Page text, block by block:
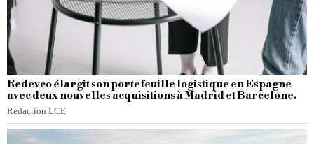
Redevco élargit son portefeuille logistique en Espagne
avec deux nouvelles acquisitions à Madrid et Barcelone.
Redaction LCE